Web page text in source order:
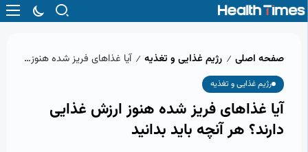
صفحه اصلی / رژیم غذایی و تغذیه / آیا غذاهای فریز شده هنوز ارزش غذایی دارند؟ هر آنچه باید بدانید
رژیم غذایی و تغذیه
آیا غذاهای فریز شده هنوز ارزش غذایی
دارند؟ هر آنچه باید بدانید